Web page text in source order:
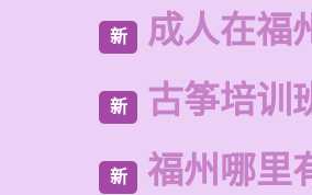
新 成人在福
新 古筝培训
新 福州哪里